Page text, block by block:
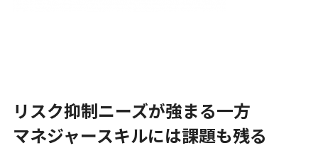
リスク抑制ニーズが強まる一方
マネジャースキルには課題も残る